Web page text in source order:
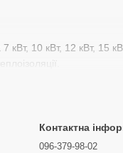
10 кВт, 12 кВт, 15
через стіну.
Контактна
096-379-98-02